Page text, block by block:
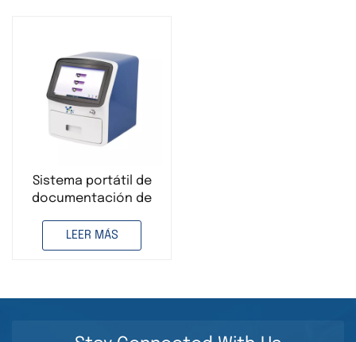
Sistema portátil de
documentación de
ADN en laboratorio.
Sistema automático
LEER MÁS